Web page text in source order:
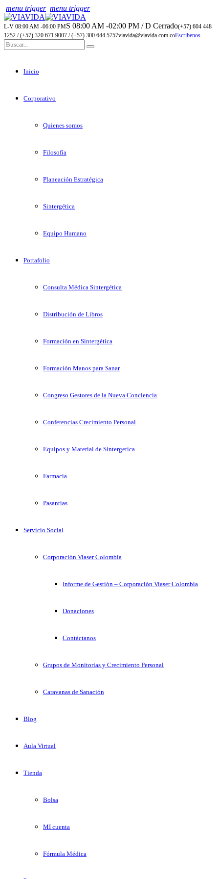
menu trigger menu trigger
L-V 08:00 AM -06:00 PMS 08:00 AM -02:00 PM / D Cerrado(+57) 604 448
1252 / (+57) 320 671 9007 / (+57) 300 644 5757viavida@viavida.com.coEscribenos
Inicio
Corporativo
Quienes somos
Filosofía
Planeación Estratégica
Sintergética
Equipo Humano
Portafolio
Consulta Médica Sintergética
Distribución de Libros
Formación en Sintergética
Formación Manos para Sanar
Congreso Gestores de la Nueva Conciencia
Conferencias Crecimiento Personal
Equipos y Material de Sintergetica
Farmacia
Pasantias
Servicio Social
Corporación Viaser Colombia
Informe de Gestión – Corporación Viaser Colombia
Donaciones
Contáctanos
Grupos de Monitorias y Crecimiento Personal
Caravanas de Sanación
Blog
Aula Virtual
Tienda
Bolsa
MI cuenta
Fórmula Médica